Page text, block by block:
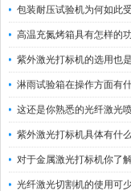
淋雨试验箱在操作方面有